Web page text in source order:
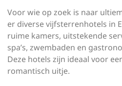
Voor wie op zoek is naar
er diverse vijfsterrenhotels in
ruime kamers, uitstekende
spa’s, zwembaden en
Deze hotels zijn ideaal voor
romantisch uitje.